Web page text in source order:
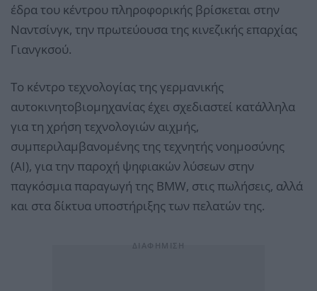
έδρα του κέντρου πληροφορικής βρίσκεται στην
Ναντσίνγκ, την πρωτεύουσα της κινεζικής επαρχίας
Γιανγκσού.
Το κέντρο τεχνολογίας της γερμανικής
αυτοκινητοβιομηχανίας έχει σχεδιαστεί κατάλληλα
για τη χρήση τεχνολογιών αιχμής,
συμπεριλαμβανομένης της τεχνητής νοημοσύνης
(ΑΙ), για την παροχή ψηφιακών λύσεων στην
παγκόσμια παραγωγή της BMW, στις πωλήσεις, αλλά
και στα δίκτυα υποστήριξης των πελατών της.